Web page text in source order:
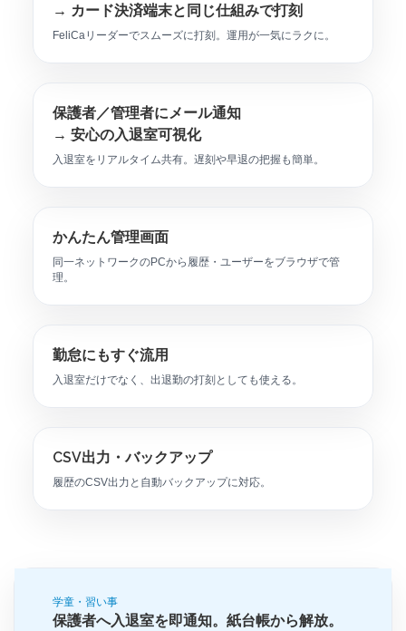
→ カード決済端末と同じ仕組みで打刻
FeliCaリーダーでスムーズに打刻。運用が一気にラクに。
保護者／管理者にメール通知
→ 安心の入退室可視化
入退室をリアルタイム共有。遅刻や早退の把握も簡単。
かんたん管理画面
同一ネットワークのPCから履歴・ユーザーをブラウザで管
理。
勤怠にもすぐ流用
入退室だけでなく、出退勤の打刻としても使える。
CSV出力・バックアップ
履歴のCSV出力と自動バックアップに対応。
学童・習い事
保護者へ入退室を即通知。紙台帳から解放。